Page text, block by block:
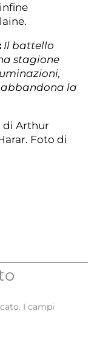
Il battello
stagione
la
di Arthur
Foto di
I campi